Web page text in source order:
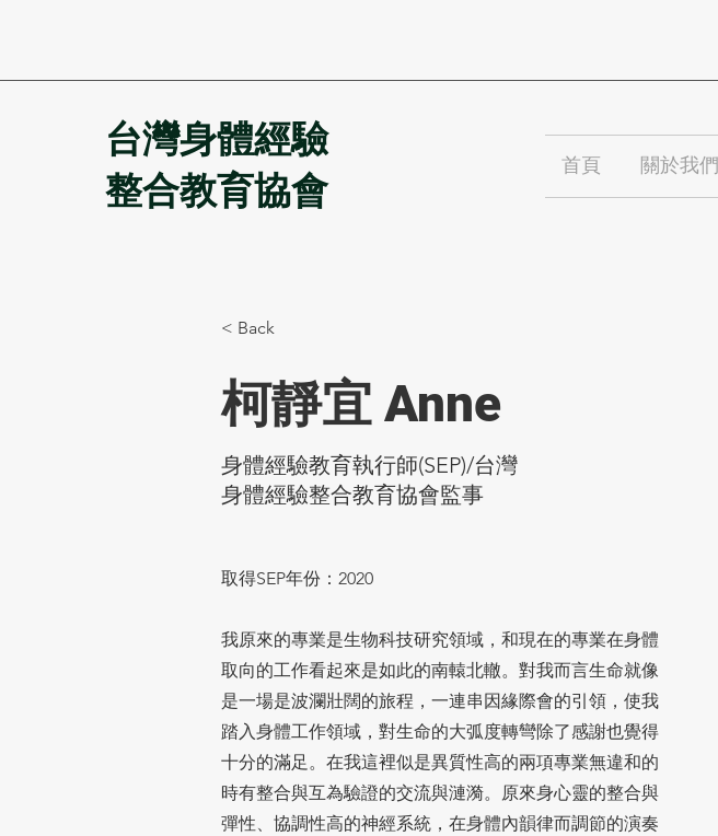
台灣身體經驗
整合教育協會
首頁 關於我們
< Back
柯靜宜 Anne
身體經驗教育執行師(SEP)/台灣
身體經驗整合教育協會監事
取得SEP年份：2020
我原來的專業是生物科技研究領域，和現在的專業在身體
取向的工作看起來是如此的南轅北轍。對我而言生命就像
是一場是波瀾壯闊的旅程，一連串因緣際會的引領，使我
踏入身體工作領域，對生命的大弧度轉彎除了感謝也覺得
十分的滿足。在我這裡似是異質性高的兩項專業無違和的
時有整合與互為驗證的交流與漣漪。原來身心靈的整合與
彈性、協調性高的神經系統，在身體內韻律而調節的演奏